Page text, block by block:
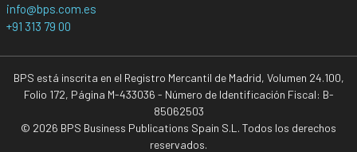
info@bps.com.es
+91 313 79 00
BPS está inscrita en el Registro Mercantil de Madrid, Volumen 24.100,
Folio 172, Página M-433036 - Número de Identificación Fiscal: B-
85062503
© 2026 BPS Business Publications Spain S.L. Todos los derechos
reservados.